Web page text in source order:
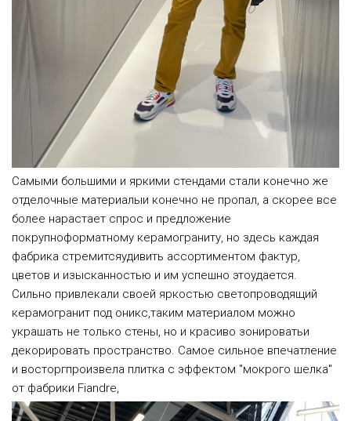
Самыми большими и яркими стендами стали конечно же
отделочные материалыи конечно не пропал, а скорее все
более нарастает спрос и предложение
покрупноформатному керамограниту, но здесь каждая
фабрика стремитсяудивить ассортиментом фактур,
цветов и изысканностью и им успешно этоудается.
Сильно привлекали своей яркостью светопроводящий
керамогранит под оникс,таким материалом можно
украшать не только стены, но и красиво зонироватьи
декорировать пространство. Самое сильное впечатление
и восторгпроизвела плитка с эффектом "мокрого шелка"
от фабрики Fiandre,